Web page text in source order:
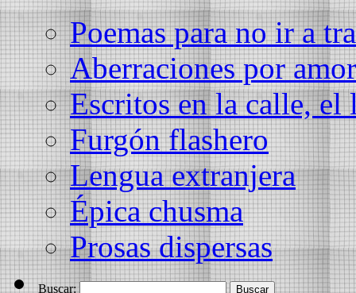
Poemas para no ir a
Aberraciones por amor
Escritos en la calle, el
Furgón flashero
Lengua extranjera
Épica chusma
Prosas dispersas
Buscar: